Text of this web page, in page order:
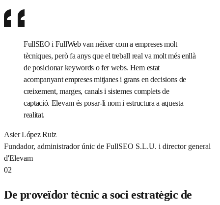
FullSEO i FullWeb van néixer com a empreses molt
tècniques, però fa anys que el treball real va molt més enllà
de posicionar keywords o fer webs. Hem estat
acompanyant empreses mitjanes i grans en decisions de
creixement, marges, canals i sistemes complets de
captació. Elevam és posar-li nom i estructura a aquesta
realitat.
Asier López Ruiz
Fundador, administrador únic de FullSEO S.L.U. i director general
d'Elevam
02
De proveïdor tècnic a soci estratègic de